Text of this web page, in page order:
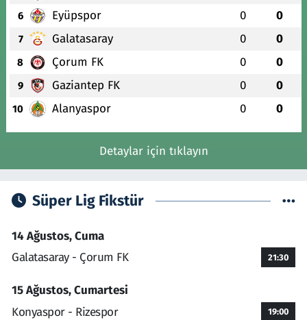
6 Eyüpspor 0 0
7 Galatasaray 0 0
8 Çorum FK 0 0
9 Gaziantep FK 0 0
10 Alanyaspor 0 0
Detaylar için tıklayın
Süper Lig Fikstür
14 Ağustos, Cuma
Galatasaray - Çorum FK
21:30
15 Ağustos, Cumartesi
Konyaspor - Rizespor
19:00